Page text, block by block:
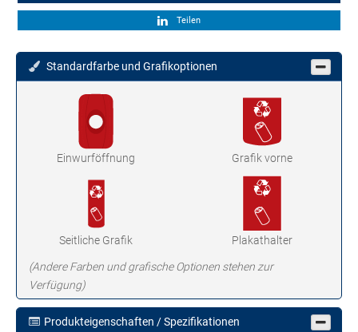
Teilen
Standardfarbe und Grafikoptionen
Einwurföffnung Grafik vorne
Seitliche Grafik Plakathalter
(Andere Farben und grafische Optionen stehen zur
Verfügung)
Produkteigenschaften / Spezifikationen